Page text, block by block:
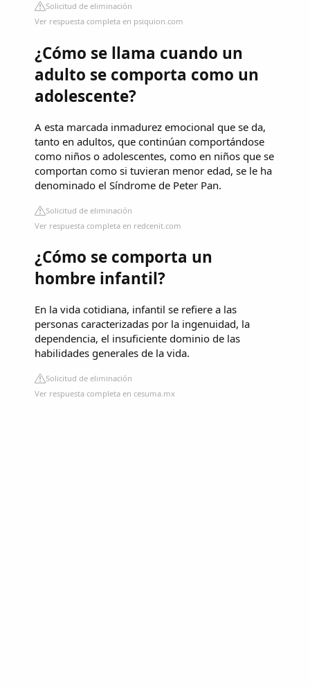
Solicitud de eliminación
Ver respuesta completa en psiquion.com
¿Cómo se llama cuando un
adulto se comporta como un
adolescente?
A esta marcada inmadurez emocional que se da,
tanto en adultos, que continúan comportándose
como niños o adolescentes, como en niños que se
comportan como si tuvieran menor edad, se le ha
denominado el Síndrome de Peter Pan.
Solicitud de eliminación
Ver respuesta completa en redcenit.com
¿Cómo se comporta un
hombre infantil?
En la vida cotidiana, infantil se refiere a las
personas caracterizadas por la ingenuidad, la
dependencia, el insuficiente dominio de las
habilidades generales de la vida.
Solicitud de eliminación
Ver respuesta completa en cesuma.mx